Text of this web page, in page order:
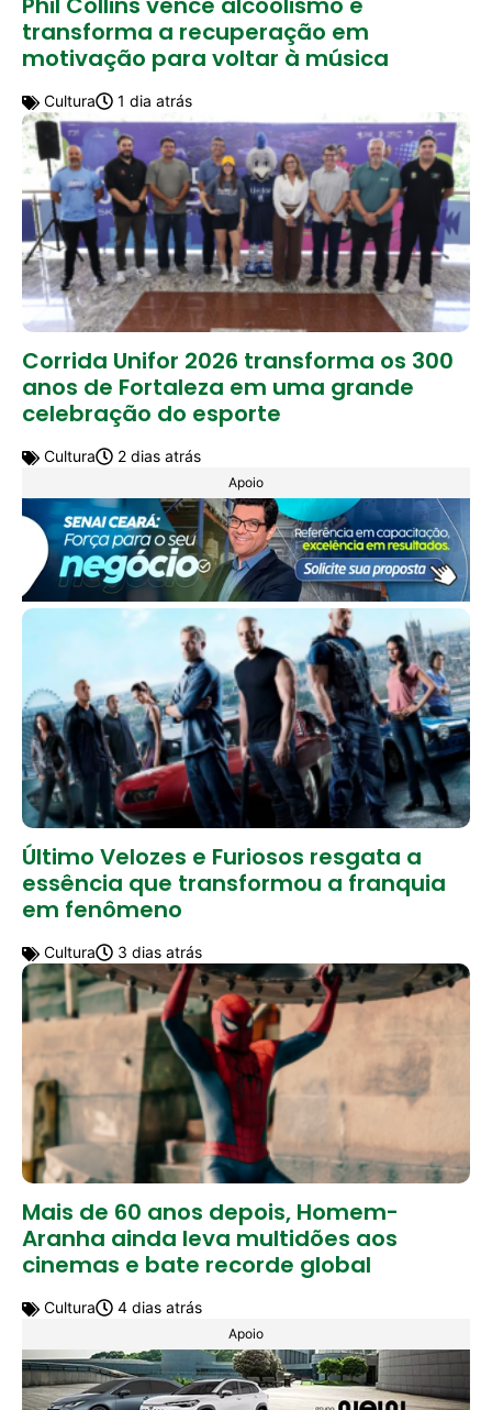
transforma a recuperação em
motivação para voltar à música
Cultura 1 dia atrás
Corrida Unifor 2026 transforma os 300
anos de Fortaleza em uma grande
celebração do esporte
Cultura 2 dias atrás
Apoio
Último Velozes e Furiosos resgata a
essência que transformou a franquia
em fenômeno
Cultura 3 dias atrás
Mais de 60 anos depois, Homem-
Aranha ainda leva multidões aos
cinemas e bate recorde global
Cultura 4 dias atrás
Apoio